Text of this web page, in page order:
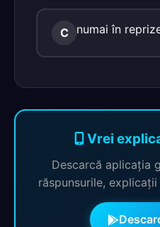
C numai în
Vrei
Descarcă aplicația
răspunsurile,